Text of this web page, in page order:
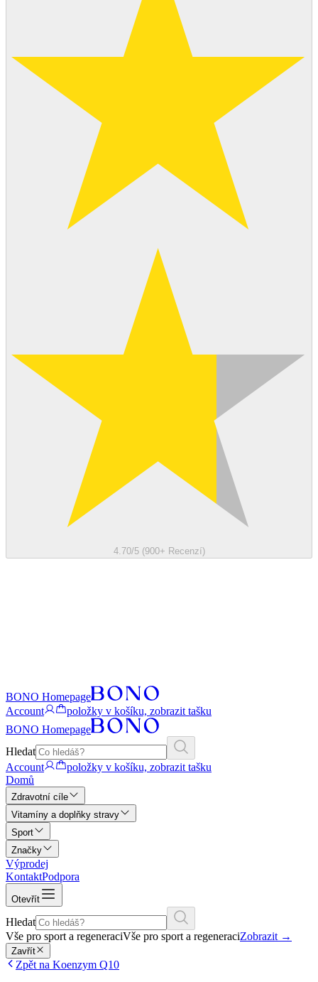
4.70/5 (900+ Recenzí)
BONO Homepage
Account
položky v košíku, zobrazit tašku
BONO Homepage
Hledat
Account
položky v košíku, zobrazit tašku
Domů
Zdravotní cíle
Vitamíny a doplňky stravy
Sport
Značky
Výprodej
KontaktPodpora
Otevřít
Hledat
Vše pro sport a regeneraciVše pro sport a regeneraciZobrazit →
Zavřít
Zpět na Koenzym Q10